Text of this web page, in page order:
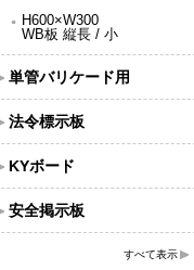
H600×W300
WB板 縦長 / 小
単管バリケード用
法令標示板
KYボード
安全掲示板
すべて表示